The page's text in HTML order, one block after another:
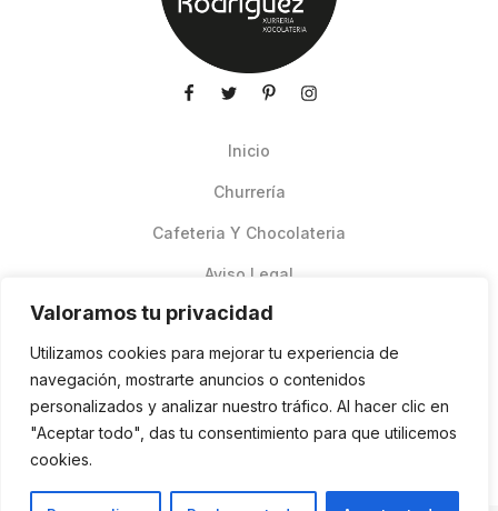
Valoramos tu privacidad
Utilizamos cookies para mejorar tu experiencia de
navegación, mostrarte anuncios o contenidos
personalizados y analizar nuestro tráfico. Al hacer clic en
"Aceptar todo", das tu consentimiento para que utilicemos
cookies.
Inicio
Churrería
Cafeteria Y Chocolateria
Aviso Legal
Pedidos Online Glovo
Contacto